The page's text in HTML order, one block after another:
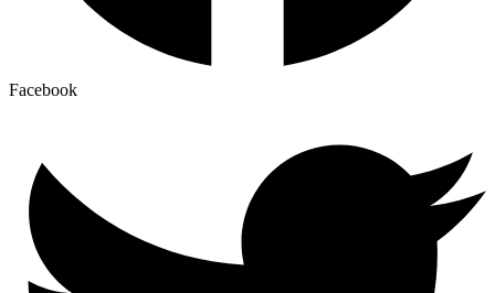
Facebook